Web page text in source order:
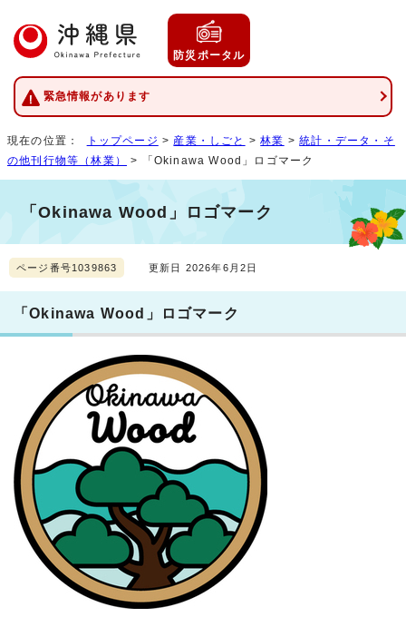
防災ポータル
緊急情報があります
現在の位置： トップページ > 産業・しごと >林業 >統計・データ・そ
の他刊行物等（林業）
> 「Okinawa Wood」ロゴマーク
「Okinawa Wood」ロゴマーク
ページ番号1039863 更新日 2026年6月2日
「Okinawa Wood」ロゴマーク